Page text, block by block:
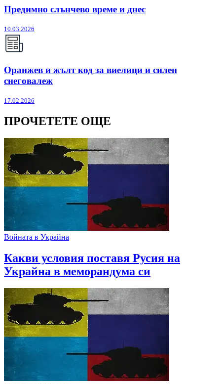
Предимно слънчево време и днес
10.03.2026
Оранжев и жълт код за виелици и силен
снеговалеж
17.02.2026
ПРОЧЕТЕТЕ ОЩЕ
Войната в Украйна
Какви условия поставя Русия на
Украйна в меморандума си